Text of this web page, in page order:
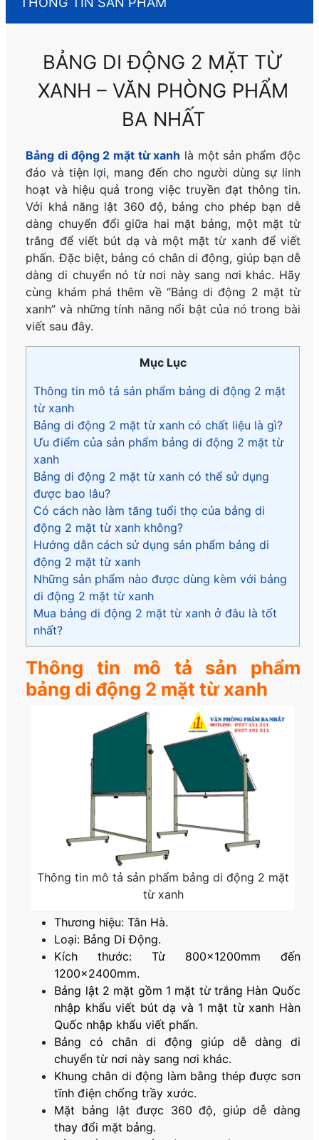
BẢNG DI ĐỘNG 2 MẶT TỪ
XANH – VĂN PHÒNG PHẨM
BA NHẤT
Bảng di động 2 mặt từ xanh là một sản phẩm độc
đáo và tiện lợi, mang đến cho người dùng sự linh
hoạt và hiệu quả trong việc truyền đạt thông tin.
Với khả năng lật 360 độ, bảng cho phép bạn dễ
dàng chuyển đổi giữa hai mặt bảng, một mặt từ
trắng để viết bút dạ và một mặt từ xanh để viết
phấn. Đặc biệt, bảng có chân di động, giúp bạn dễ
dàng di chuyển nó từ nơi này sang nơi khác. Hãy
cùng khám phá thêm về “Bảng di động 2 mặt từ
xanh” và những tính năng nổi bật của nó trong bài
viết sau đây.
Mục Lục
Thông tin mô tả sản phẩm bảng di động 2 mặt
từ xanh
Bảng di động 2 mặt từ xanh có chất liệu là gì?
Ưu điểm của sản phẩm bảng di động 2 mặt từ
xanh
Bảng di động 2 mặt từ xanh có thể sử dụng
được bao lâu?
Có cách nào làm tăng tuổi thọ của bảng di
động 2 mặt từ xanh không?
Hướng dẫn cách sử dụng sản phẩm bảng di
động 2 mặt từ xanh
Những sản phẩm nào được dùng kèm với bảng
di động 2 mặt từ xanh
Mua bảng di động 2 mặt từ xanh ở đâu là tốt
nhất?
Thông tin mô tả sản phẩm
bảng di động 2 mặt từ xanh
Thông tin mô tả sản phẩm bảng di động 2 mặt
từ xanh
Thương hiệu: Tân Hà.
Loại: Bảng Di Động.
Kích thước: Từ 800x1200mm đến
1200x2400mm.
Bảng lật 2 mặt gồm 1 mặt từ trắng Hàn Quốc
nhập khẩu viết bút dạ và 1 mặt từ xanh Hàn
Quốc nhập khẩu viết phấn.
Bảng có chân di động giúp dễ dàng di
chuyển từ nơi này sang nơi khác.
Khung chân di động làm bằng thép được sơn
tĩnh điện chống trầy xước.
Mặt bảng lật được 360 độ, giúp dễ dàng
thay đổi mặt bảng.